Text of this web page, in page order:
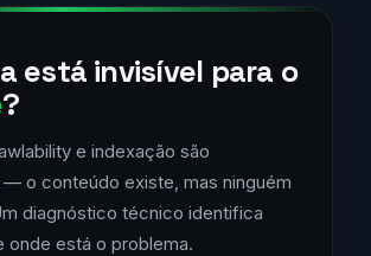
está invisível para o
?
e indexação são
o conteúdo existe, mas ninguém
diagnóstico técnico identifica
onde está o problema.